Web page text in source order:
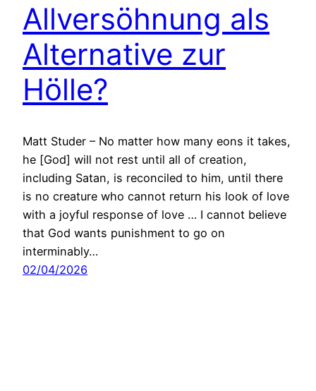
Allversöhnung als
Alternative zur
Hölle?
Matt Studer – No matter how many eons it takes,
he [God] will not rest until all of creation,
including Satan, is reconciled to him, until there
is no creature who cannot return his look of love
with a joyful response of love … I cannot believe
that God wants punishment to go on
interminably…
02/04/2026